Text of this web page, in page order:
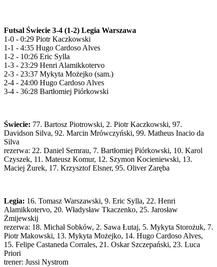
Futsal Świecie 3-4 (1-2) Legia Warszawa
1-0 - 0:29 Piotr Kaczkowski
1-1 - 4:35 Hugo Cardoso Alves
1-2 - 10:26 Eric Sylla
1-3 - 23:29 Henri Alamikkotervo
2-3 - 23:37 Mykyta Możejko (sam.)
2-4 - 24:00 Hugo Cardoso Alves
3-4 - 36:28 Bartłomiej Piórkowski
Świecie: 77. Bartosz Piotrowski, 2. Piotr Kaczkowski, 97.
Davidson Silva, 92. Marcin Mrówczyński, 99. Matheus Inacio da
Silva
rezerwa: 22. Daniel Semrau, 7. Bartłomiej Piórkowski, 10. Karol
Czyszek, 11. Mateusz Komur, 12. Szymon Kocieniewski, 13.
Maciej Żurek, 17. Krzysztof Elsner, 95. Oliver Zaręba
Legia: 16. Tomasz Warszawski, 9. Eric Sylla, 22. Henri
Alamikkotervo, 20. Władysław Tkaczenko, 25. Jarosław
Żmijewskij
rezerwa: 18. Michał Sobków, 2. Sawa Łutaj, 5. Mykyta Storożuk, 7.
Piotr Makowski, 13. Mykyta Możejko, 14. Hugo Cardoso Alves,
15. Felipe Castaneda Corrales, 21. Oskar Szczepański, 23. Luca
Priori
trener: Jussi Nystrom